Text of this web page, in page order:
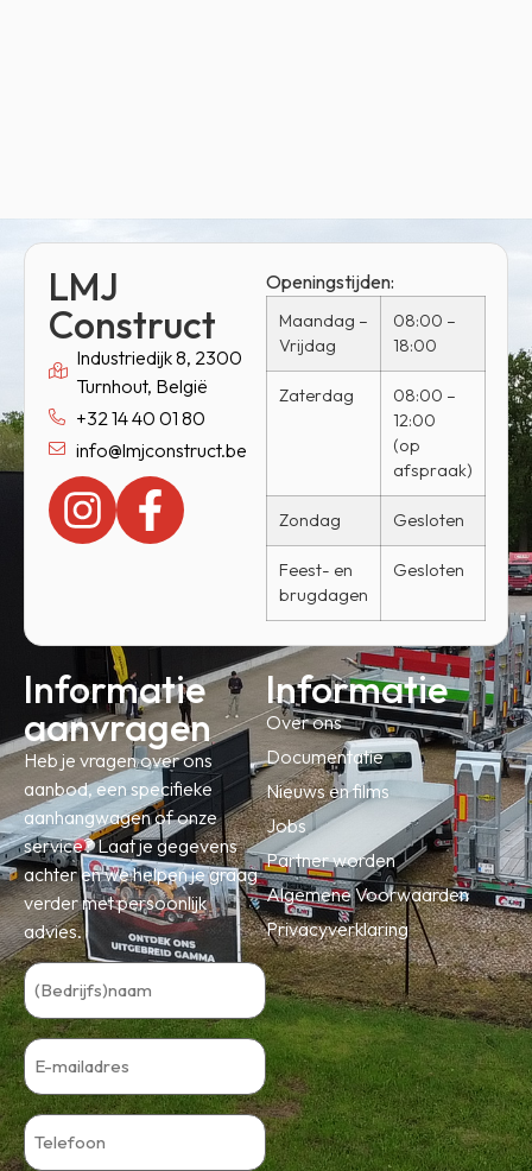
LMJ
Construct
Industriedijk 8, 2300
Turnhout, België
+32 14 40 01 80
info@lmjconstruct.be
Openingstijden:
Maandag –
Vrijdag
08:00 –
18:00
Zaterdag
08:00 –
12:00
(op
afspraak)
Zondag Gesloten
Feest- en
brugdagen
Gesloten
Informatie
aanvragen
Heb je vragen over ons
aanbod, een specifieke
aanhangwagen of onze
service? Laat je gegevens
achter en we helpen je graag
verder met persoonlijk
advies.
Informatie
Over ons
Documentatie
Nieuws en films
Jobs
Partner worden
Algemene Voorwaarden
Privacyverklaring